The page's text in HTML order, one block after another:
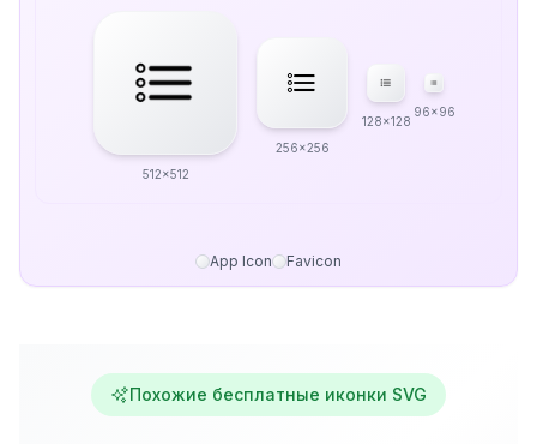
512x512
256x256
128x128
96x96
App Icon Favicon
Похожие бесплатные иконки SVG